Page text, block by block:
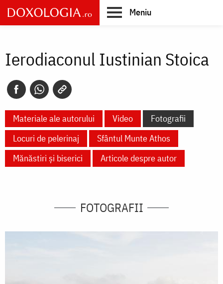
Skip
to
main
Meniu
Ierodiaconul Iustinian Stoica
Materiale ale autorului Video
Fotografii
Locuri de pelerinaj
Sfântul Munte Athos
Mănăstiri și biserici
Articole despre autor
FOTOGRAFII